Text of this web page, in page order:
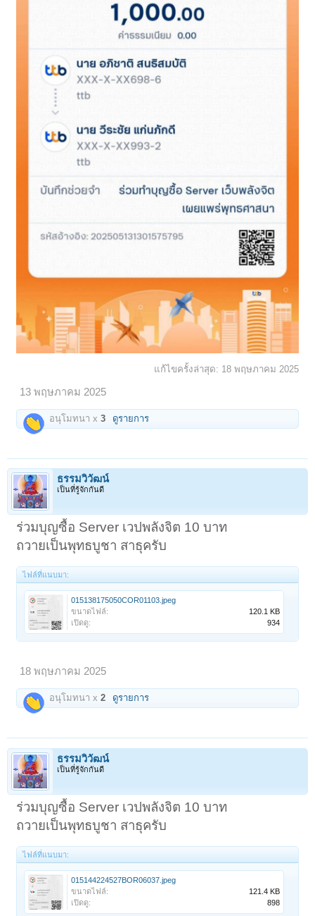
แก้ไขครั้งล่าสุด: 18 พฤษภาคม 2025
13 พฤษภาคม 2025
อนุโมทนา x3 ดูรายการ
ธรรมวิวัฒน์
เป็นที่รู้จักกันดี
ร่วมบุญซื้อ Server เวปพลังจิต 10 บาท
ถวายเป็นพุทธบูชา สาธุครับ
ไฟล์ที่แนบมา:
015138175050COR01103.jpeg
ขนาดไฟล์:
120.1 KB
เปิดดู:
934
18 พฤษภาคม 2025
อนุโมทนา x2 ดูรายการ
ธรรมวิวัฒน์
เป็นที่รู้จักกันดี
ร่วมบุญซื้อ Server เวปพลังจิต 10 บาท
ถวายเป็นพุทธบูชา สาธุครับ
ไฟล์ที่แนบมา:
015144224527BOR06037.jpeg
ขนาดไฟล์:
121.4 KB
เปิดดู:
898